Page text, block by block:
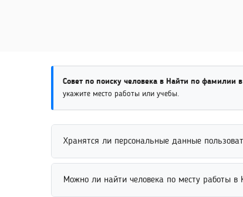
Совет по поиску человека в Найти по фамилии
укажите место работы или учебы.
Хранятся ли персональные данные
Персональные данные пользователей могут
Можно ли найти человека по месту работы в